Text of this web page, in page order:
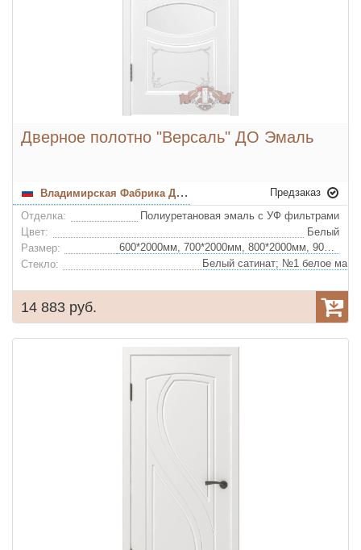
Дверное полотно "Версаль" ДО Эмаль
Владимирская Фабрика Дверей
Предзаказ
Отделка:
Полиуретановая эмаль с УФ фильтрами
Цвет:
Белый
Размер:
600*2000мм, 700*2000мм, 800*2000мм, 900*2000мм
Стекло:
14 883 руб.